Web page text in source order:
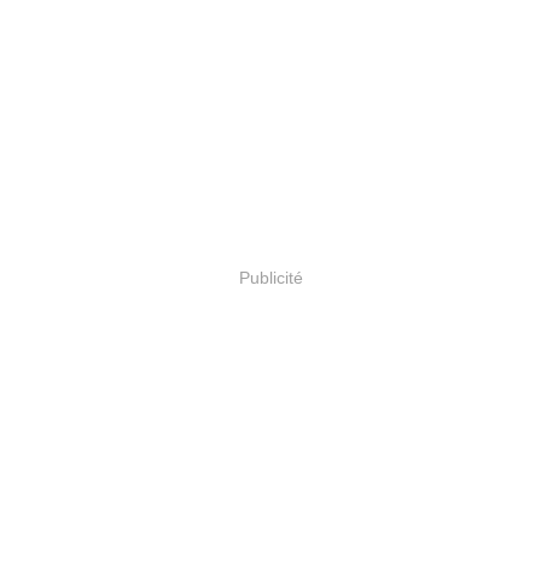
Publicité